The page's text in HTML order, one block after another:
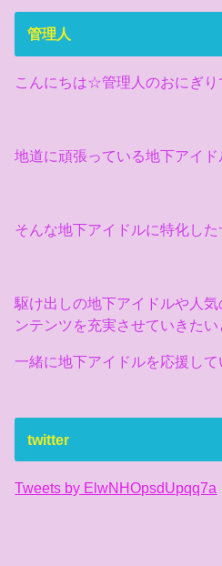
管理人
こんにちは☆管理人のおにぎり
地道に頑張っている地下アイド
そんな地下アイドルに特化し
駆け出しの地下アイドルや人
ンテンツを充実させていきた
一緒に地下アイドルを応援して
twitter
Tweets by ElwNHOpsdUpqq7a